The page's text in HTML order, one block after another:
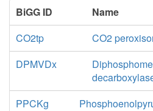
BiGG ID
Name
CO2tp
CO2
DPMVDx
PPCKg